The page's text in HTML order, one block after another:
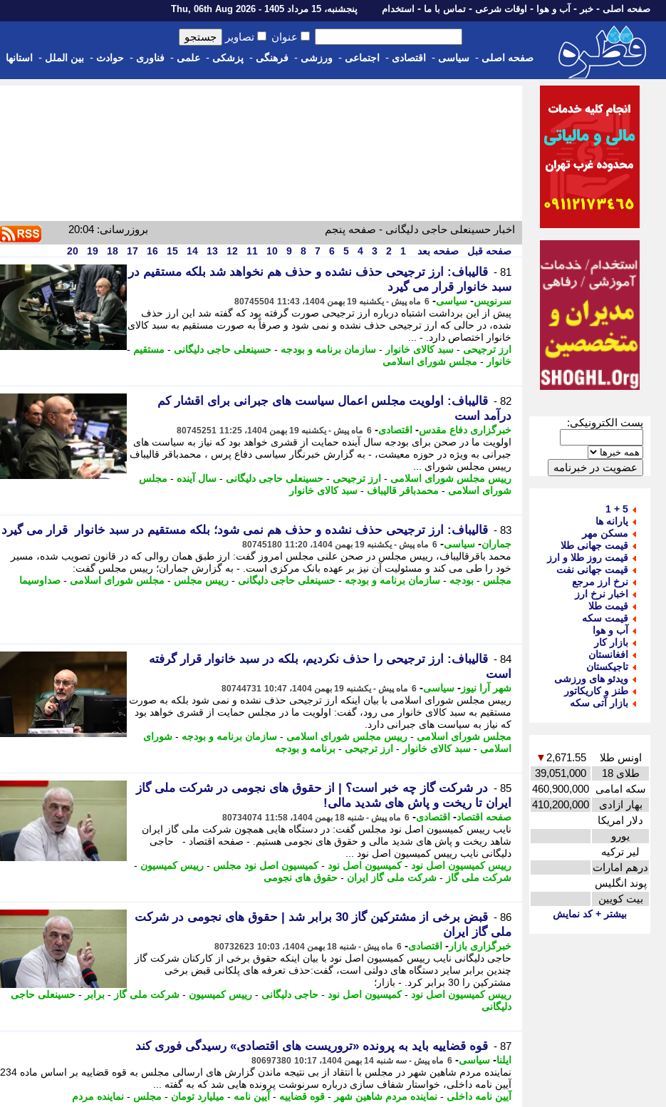
صفحه اصلی - خبر - آب و هوا - اوقات شرعی - تماس با ما - استخدام پنجشنبه، 15 مرداد 1405 - Thu, 06th Aug 2026
عنوان تصاویر
صفحه اصلی - سیاسی - اقتصادی - اجتماعی - ورزشی - فرهنگی - پزشکی - علمی - فناوری - حوادث - بین الملل - استانها
پست الکترونیکی:
5 + 1
یارانه ها
مسکن مهر
قیمت جهانی طلا
قیمت روز طلا و ارز
قیمت جهانی نفت
نرخ ارز مرجع
اخبار نرخ ارز
قیمت طلا
قیمت سکه
آب و هوا
بازار کار
افغانستان
تاجیکستان
ویدئو های ورزشی
طنز و کاریکاتور
بازار آتی سکه
اونس طلا 2,671.55
▼
طلای 18
39,051,000
سکه امامی 460,900,000
بهار ازادی
410,200,000
دلار امریکا
یورو
لیر ترکیه
درهم امارات
پوند انگلیس
بیت کویین
بیشتر + کد نمایش
اخبار حسینعلی حاجی دلیگانی - صفحه پنجم بروزرسانی: 20:04
صفحه قبل صفحه بعد 1
2
3
4
5
6
7
8
9
10
11
12
13
14
15
16
17
18
19
20
81 -
قالیباف: ارز ترجیحی حذف نشده و حذف هم نخواهد شد بلکه مستقیم در
سبد خانوار قرار می گیرد
سرنویس- سیاسی- 6 ماه پیش - یکشنبه 19 بهمن 1404، 11:43 80745504
پیش از این برداشت اشتباه درباره ارز ترجیحی صورت گرفته بود که گفته شد این ارز حذف
شده، در حالی که ارز ترجیحی حذف نشده و نمی شود و صرفاً به صورت مستقیم به سبد کالای
خانوار اختصاص دارد. - ...
ارز ترجیحی - سبد کالای خانوار - سازمان برنامه و بودجه - حسینعلی حاجی دلیگانی - مستقیم -
خانوار - مجلس شورای اسلامی
82 -
قالیباف: اولویت مجلس اعمال سیاست های جبرانی برای اقشار کم
درآمد است
خبرگزاری دفاع مقدس- اقتصادی- 6 ماه پیش - یکشنبه 19 بهمن 1404، 11:25 80745251
اولویت ما در صحن برای بودجه سال آینده حمایت از قشری خواهد بود که نیاز به سیاست های
جبرانی به ویژه در حوزه معیشت، - به گزارش خبرنگار سیاسی دفاع ‎پرس ، محمدباقر قالیباف
رییس مجلس شورای ...
رییس مجلس شورای اسلامی - ارز ترجیحی - حسینعلی حاجی دلیگانی - سال آینده - مجلس
شورای اسلامی - محمدباقر قالیباف - سبد کالای خانوار
83 - قالیباف: ارز ترجیحی حذف نشده و حذف هم نمی شود؛ بلکه مستقیم در سبد خانوار قرار می گیرد
جماران- سیاسی- 6 ماه پیش - یکشنبه 19 بهمن 1404، 11:20 80745180
محمد باقرقالیباف، رییس مجلس در صحن علنی مجلس امروز گفت: ارز طبق همان روالی که در قانون تصویب شده، مسیر
خود را طی می کند و مسئولیت آن نیز بر عهده بانک مرکزی است. - به گزارش جماران؛ رییس مجلس گفت:
مجلس - بودجه - سازمان برنامه و بودجه - حسینعلی حاجی دلیگانی - رییس مجلس - مجلس شورای اسلامی - صداوسیما
84 -
قالیباف: ارز ترجیحی را حذف نکردیم، بلکه در سبد خانوار قرار گرفته
است
شهر آرا نیوز - سیاسی- 6 ماه پیش - یکشنبه 19 بهمن 1404، 10:47 80744731
رییس مجلس شورای اسلامی با بیان اینکه ارز ترجیحی حذف نشده و نمی شود بلکه به صورت
مستقیم به سبد کالای خانوار می رود، گفت: اولویت ما در مجلس حمایت از قشری خواهد بود
که نیاز به سیاست های جبرانی دارد.
مجلس شورای اسلامی - رییس مجلس شورای اسلامی - سازمان برنامه و بودجه - شورای
اسلامی - سبد کالای خانوار - ارز ترجیحی - برنامه و بودجه
85 -
در شرکت گاز چه خبر است؟ | از حقوق های نجومی در شرکت ملی گاز
ایران تا ریخت و پاش های شدید مالی!
صفحه اقتصاد- اقتصادی- 6 ماه پیش - شنبه 18 بهمن 1404، 11:58 80734074
نایب رییس کمیسیون اصل نود مجلس گفت: در دستگاه هایی همچون شرکت ملی گاز ایران
شاهد ریخت و پاش های شدید مالی و حقوق های نجومی هستیم. - صفحه اقتصاد - حاجی
دلیگانی نایب رییس کمیسیون اصل نود ...
رییس کمیسیون اصل نود -کمیسیون اصل نود -کمیسیون اصل نود مجلس - رییس کمیسیون -
شرکت ملی گاز - شرکت ملی گاز ایران - حقوق های نجومی
86 -
قبض برخی از مشترکین گاز 30 برابر شد | حقوق های نجومی در شرکت
ملی گاز ایران
خبرگزاری بازار - اقتصادی- 6 ماه پیش - شنبه 18 بهمن 1404، 10:03 80732623
حاجی دلیگانی نایب رییس کمیسیون اصل نود با بیان اینکه حقوق برخی از کارکنان شرکت گاز
چندین برابر سایر دستگاه های دولتی است، گفت:حذف تعرفه های پلکانی قبض برخی
مشترکین را 30 برابر کرد. - بازار؛
رییس کمیسیون اصل نود -کمیسیون اصل نود - حاجی دلیگانی - رییس کمیسیون - شرکت ملی گاز - برابر - حسینعلی حاجی
دلیگانی
87 - قوه قضاییه باید به پرونده «تروریست های اقتصادی» رسیدگی فوری کند
ایلنا- سیاسی- 6 ماه پیش - سه شنبه 14 بهمن 1404، 10:17 80697380
نماینده مردم شاهین شهر در مجلس با انتقاد از بی نتیجه ماندن گزارش های ارسالی مجلس به قوه قضاییه بر اساس ماده 234
آیین نامه داخلی، خواستار شفاف سازی درباره سرنوشت پرونده هایی شد که به گفته ...
آیین نامه داخلی - نماینده مردم شاهین شهر - قوه قضاییه - آیین نامه - میلیارد تومان - مجلس - نماینده مردم